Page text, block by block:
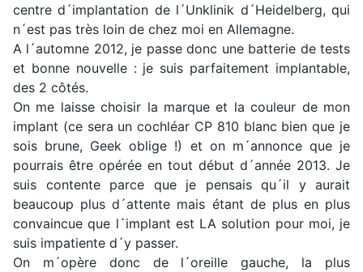
centre d´implantation de l´Unklinik d´Heidelberg, qui
n´est pas très loin de chez moi en Allemagne.
A l´automne 2012, je passe donc une batterie de tests
et bonne nouvelle : je suis parfaitement implantable,
des 2 côtés.
On me laisse choisir la marque et la couleur de mon
implant (ce sera un cochléar CP 810 blanc bien que je
sois brune, Geek oblige !) et on m´annonce que je
pourrais être opérée en tout début d´année 2013. Je
suis contente parce que je pensais qu´il y aurait
beaucoup plus d´attente mais étant de plus en plus
convaincue que l´implant est LA solution pour moi, je
suis impatiente d´y passer.
On m´opère donc de l´oreille gauche, la plus